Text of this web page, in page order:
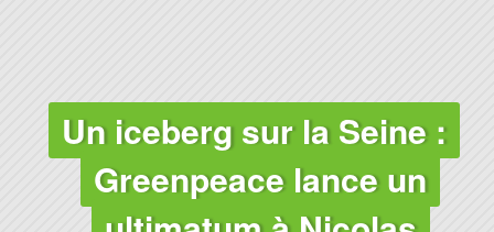
Un iceberg sur la Seine :
Greenpeace lance un